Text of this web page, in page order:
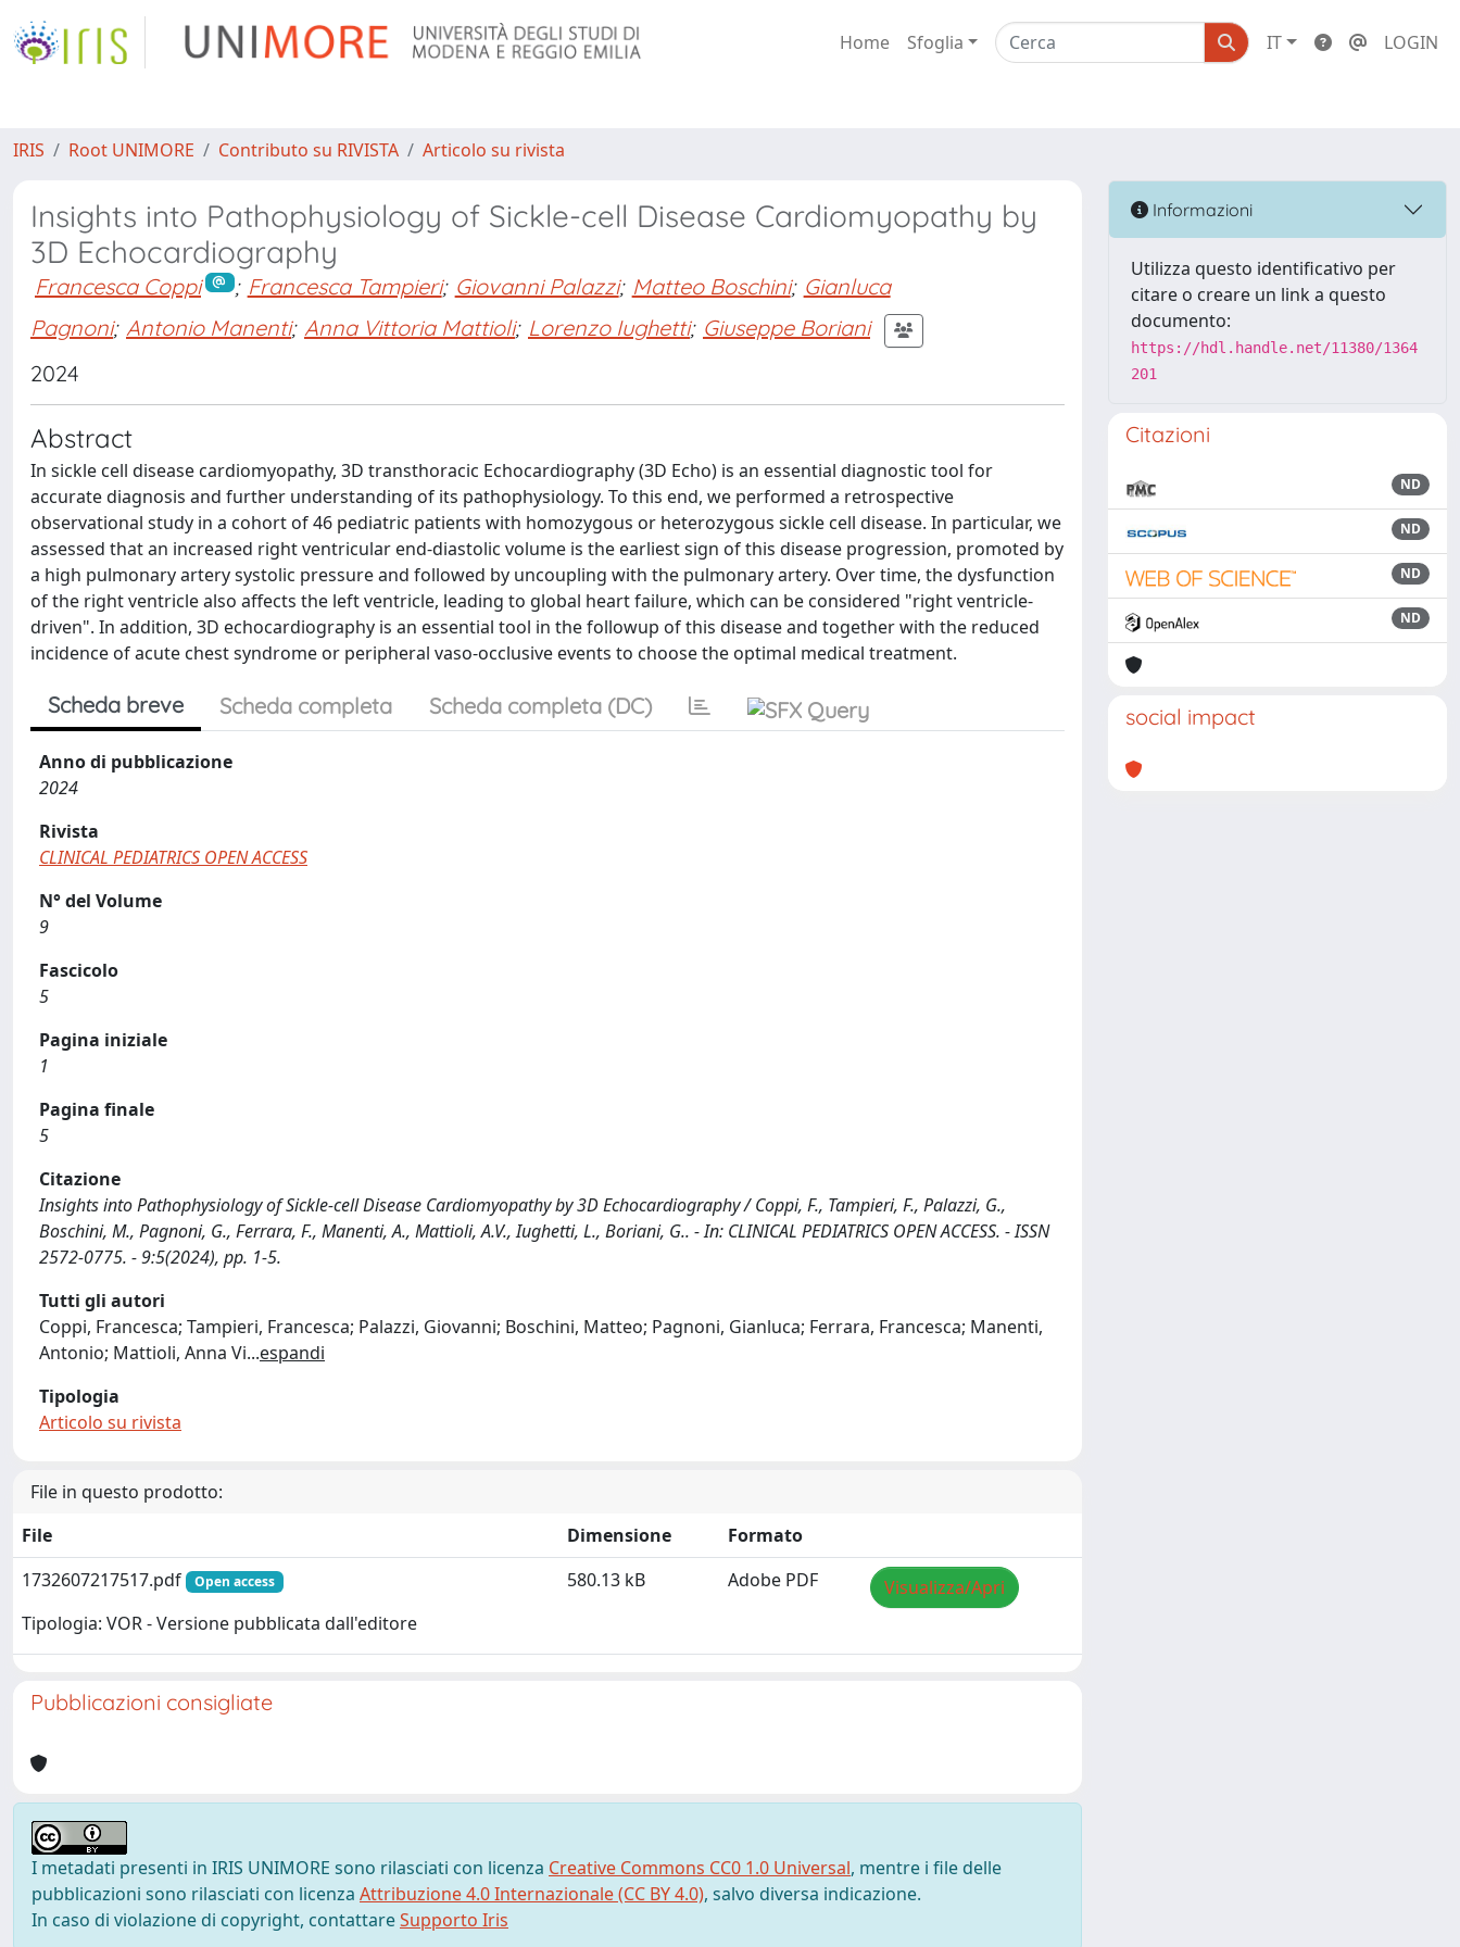
Home Sfoglia IT LOGIN
IRIS Root UNIMORE Contributo su RIVISTA Articolo su rivista
Insights into Pathophysiology of Sickle-cell Disease Cardiomyopathy by
3D Echocardiography
Francesca Coppi ; Francesca Tampieri; Giovanni Palazzi; Matteo Boschini; Gianluca
Pagnoni; Antonio Manenti; Anna Vittoria Mattioli; Lorenzo Iughetti; Giuseppe Boriani
2024
Abstract
In sickle cell disease cardiomyopathy, 3D transthoracic Echocardiography (3D Echo) is an essential diagnostic tool for
accurate diagnosis and further understanding of its pathophysiology. To this end, we performed a retrospective
observational study in a cohort of 46 pediatric patients with homozygous or heterozygous sickle cell disease. In particular, we
assessed that an increased right ventricular end-diastolic volume is the earliest sign of this disease progression, promoted by
a high pulmonary artery systolic pressure and followed by uncoupling with the pulmonary artery. Over time, the dysfunction
of the right ventricle also affects the left ventricle, leading to global heart failure, which can be considered "right ventricle-
driven". In addition, 3D echocardiography is an essential tool in the followup of this disease and together with the reduced
incidence of acute chest syndrome or peripheral vaso-occlusive events to choose the optimal medical treatment.
Scheda breve Scheda completa Scheda completa (DC)
Anno di pubblicazione
2024
Rivista
CLINICAL PEDIATRICS OPEN ACCESS
N° del Volume
9
Fascicolo
5
Pagina iniziale
1
Pagina finale
5
Citazione
Insights into Pathophysiology of Sickle-cell Disease Cardiomyopathy by 3D Echocardiography / Coppi, F., Tampieri, F., Palazzi, G.,
Boschini, M., Pagnoni, G., Ferrara, F., Manenti, A., Mattioli, A.V., Iughetti, L., Boriani, G.. - In: CLINICAL PEDIATRICS OPEN ACCESS. - ISSN
2572-0775. - 9:5(2024), pp. 1-5.
Tutti gli autori
Coppi, Francesca; Tampieri, Francesca; Palazzi, Giovanni; Boschini, Matteo; Pagnoni, Gianluca; Ferrara, Francesca; Manenti,
Antonio; Mattioli, Anna Vi...espandi
Tipologia
Articolo su rivista
File in questo prodotto:
File
Dimensione
Formato
1732607217517.pdf
Open access
Tipologia: VOR - Versione pubblicata dall'editore
580.13 kB Adobe PDF Visualizza/Apri
Pubblicazioni consigliate
I metadati presenti in IRIS UNIMORE sono rilasciati con licenza Creative Commons CC0 1.0 Universal, mentre i file delle
pubblicazioni sono rilasciati con licenza Attribuzione 4.0 Internazionale (CC BY 4.0), salvo diversa indicazione.
In caso di violazione di copyright, contattareSupporto Iris
Informazioni
Utilizza questo identificativo per
citare o creare un link a questo
documento:
https://hdl.handle.net/11380/1364
201
Citazioni
ND
ND
ND
ND
social impact